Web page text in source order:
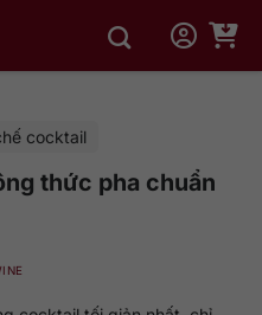
cocktail
thức pha chuẩn